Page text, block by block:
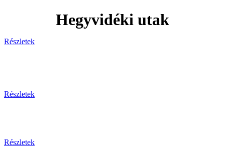
Hegyvidéki utak
Részletek
Részletek
Részletek